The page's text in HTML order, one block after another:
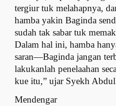
tergiur tuk melahapnya,
hamba yakin Baginda
sudah tak sabar tuk
Dalam hal ini, hamba
saran—Baginda jangan
lakukanlah penelaahan
kue itu,” ujar Syekh
Mendengar